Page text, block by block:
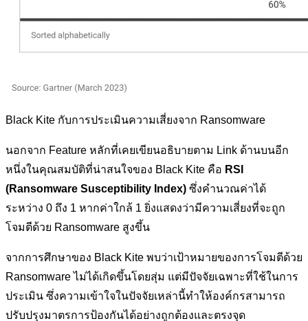
Black Kite กับการประเมินความเสี่ยงจาก Ransomware
นอกจาก Feature หลักที่เคยเขียนอธิบายตาม Link ด้านบนอีก
หนึ่งในคุณสมบัติที่น่าสนใจของ Black Kite คือ RSI
(Ransomware Susceptibility Index) ซึ่งคำนวณค่าได้
ระหว่าง 0 ถึง 1 หากค่าใกล้ 1 ยิ่งแสดงว่ามีความเสี่ยงที่จะถูก
โจมตีด้วย Ransomware สูงขึ้น
จากการศึกษาของ Black Kite พบว่าเป้าหมายของการโจมตีด้วย
Ransomware ไม่ได้เกิดขึ้นโดยสุ่ม แต่มีปัจจัยเฉพาะที่ใช้ในการ
ประเมิน ซึ่งความเข้าใจในปัจจัยเหล่านี้ทำให้องค์กรสามารถ
ปรับปรุงมาตรการป้องกันได้อย่างถูกต้องและตรงจุด